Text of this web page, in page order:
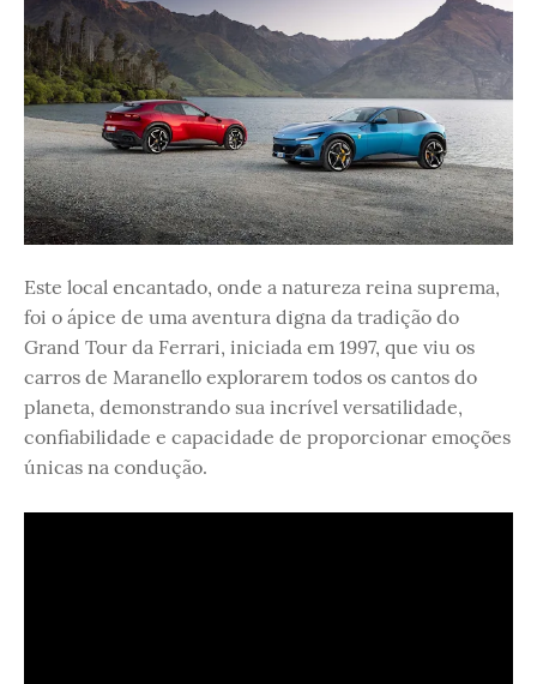
Este local encantado, onde a natureza reina suprema,
foi o ápice de uma aventura digna da tradição do
Grand Tour da Ferrari, iniciada em 1997, que viu os
carros de Maranello explorarem todos os cantos do
planeta, demonstrando sua incrível versatilidade,
confiabilidade e capacidade de proporcionar emoções
únicas na condução.